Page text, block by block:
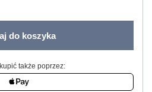
do koszyka
także poprzez: